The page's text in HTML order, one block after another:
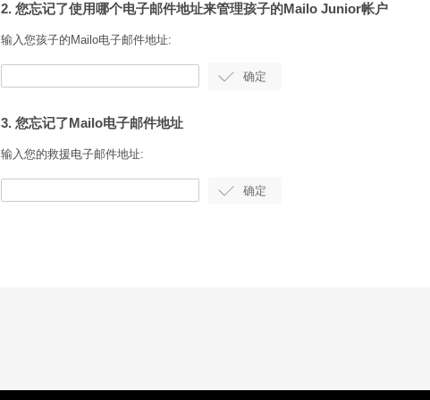
2. 您忘记了使用哪个电子邮件地址来管理孩子的Mailo Junior帐户
输入您孩子的Mailo电子邮件地址:
3. 您忘记了Mailo电子邮件地址
输入您的救援电子邮件地址: